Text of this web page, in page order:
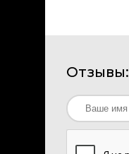
Отзывы: